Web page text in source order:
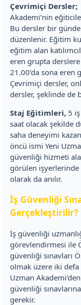
Çevrimiçi Dersler;
Akademi’nin
Bu dersler bir
düzenlenir. Eğitim
eğitim alan
eren grupta derslere
21.00’da sona eren
Çevrimiçi dersler,
dersler, şeklinde de
Staj Eğitimleri, 5
saat olacak şekilde
saha deneyimi
öncü ismi Yeni
güvenliği hizmeti
görülen işyerlerinde
olarak da anılır.
İş Güvenliği
Gerçekleştirilir?
İş güvenliği
görevlendirmesi ile
güvenliği sınavları
olmak üzere iki defa
Uzman
güvenliği
gerekir.